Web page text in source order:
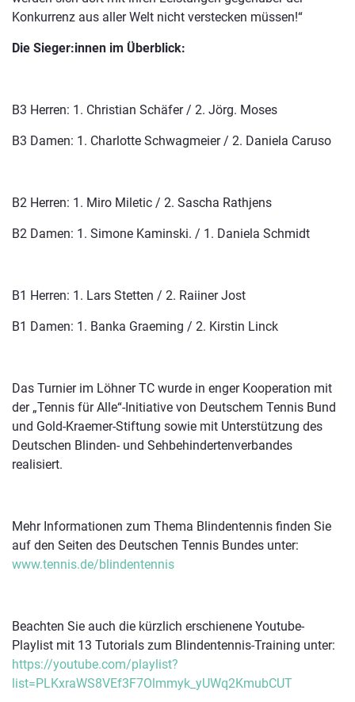
Konkurrenz aus aller Welt nicht verstecken müssen!“
Die Sieger:innen im Überblick:
B3 Herren: 1. Christian Schäfer / 2. Jörg. Moses
B3 Damen: 1. Charlotte Schwagmeier / 2. Daniela Caruso
B2 Herren: 1. Miro Miletic / 2. Sascha Rathjens
B2 Damen: 1. Simone Kaminski. / 1. Daniela Schmidt
B1 Herren: 1. Lars Stetten / 2. Raiiner Jost
B1 Damen: 1. Banka Graeming / 2. Kirstin Linck
Das Turnier im Löhner TC wurde in enger Kooperation mit
der „Tennis für Alle“-Initiative von Deutschem Tennis Bund
und Gold-Kraemer-Stiftung sowie mit Unterstützung des
Deutschen Blinden- und Sehbehindertenverbandes
realisiert.
Mehr Informationen zum Thema Blindentennis finden Sie
auf den Seiten des Deutschen Tennis Bundes unter:
www.tennis.de/blindentennis
Beachten Sie auch die kürzlich erschienene Youtube-
Playlist mit 13 Tutorials zum Blindentennis-Training unter:
https://youtube.com/playlist?
list=PLKxraWS8VEf3F7Olmmyk_yUWq2KmubCUT